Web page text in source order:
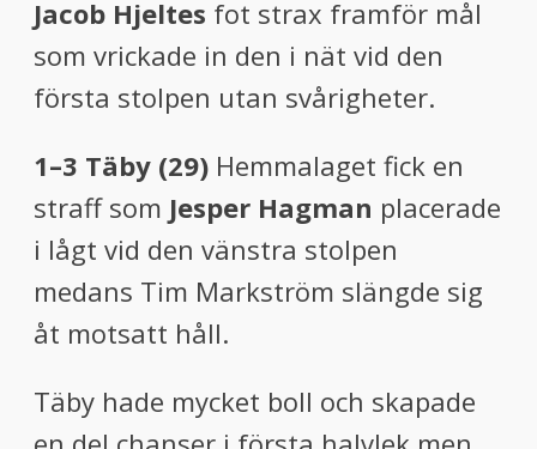
Jacob Hjeltes fot strax framför mål
som vrickade in den i nät vid den
första stolpen utan svårigheter.
1–3 Täby (29) Hemmalaget fick en
straff som Jesper Hagman placerade
i lågt vid den vänstra stolpen
medans Tim Markström slängde sig
åt motsatt håll.
Täby hade mycket boll och skapade